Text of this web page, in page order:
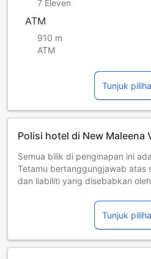
7 Eleven
ATM
910 m
ATM
Tunjuk
Polisi hotel di New Maleena
Semua bilik di penginapan ini
Tetamu bertanggungjawab atas
dan liabiliti yang disebabkan
Bayi dari 0 hingga 0 tahun
Menginap percuma jika
Peringatan, jika anda
dikenakan caj tambahan dan
Tunjuk